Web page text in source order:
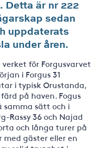
Detta är nr 222
sedan
uppdaterats
under åren.
för Forgusvarvet
i Forgus 31
i typisk Orustanda,
på haven. Fogus
sätt och i
Rassy 36 och Najad
och långa turer på
gäster eller en